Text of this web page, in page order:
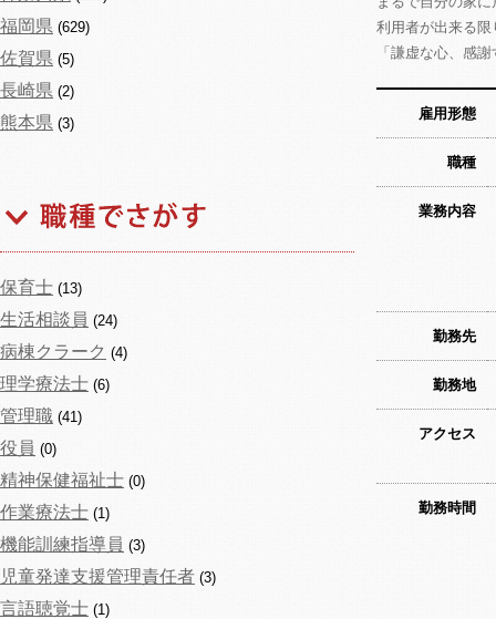
福岡県 (629)
佐賀県 (5)
長崎県 (2)
熊本県 (3)
保育士 (13)
生活相談員 (24)
病棟クラーク (4)
理学療法士 (6)
管理職 (41)
役員 (0)
精神保健福祉士 (0)
作業療法士 (1)
機能訓練指導員 (3)
児童発達支援管理責任者 (3)
言語聴覚士 (1)
利用者が出来る
「謙虚な心、感
雇用形態
職種
業務内容
勤務先
勤務地
アクセス
勤務時間